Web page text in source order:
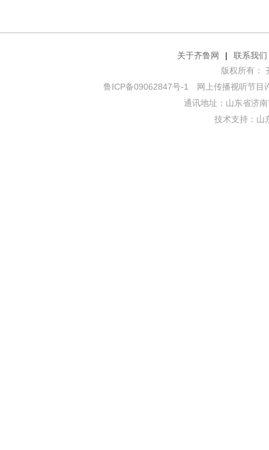
关于齐鲁网 |
联系我们
版权所有：
鲁ICP备09062847号-1 网上传播视听节目
通讯地址：山东省济
技术支持： 山